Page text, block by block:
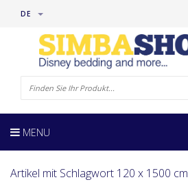
DE
MENU
Artikel mit Schlagwort 120 x 1500 cm